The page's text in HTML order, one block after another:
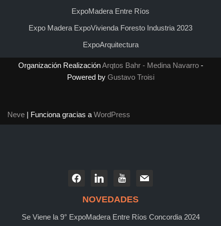
ExpoMadera Entre Ríos
Expo Madera ExpoVivienda Foresto Industria 2023
ExpoArquitectura
Organización RealizaciónArqtos Bahr - Medina Navarro-
Powered by Gustavo Troisi
Neve | Funciona gracias a WordPress
NOVEDADES
Se Viene la 9° ExpoMadera Entre Ríos Concordia 2024